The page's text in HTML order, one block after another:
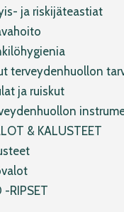
ja riskijäteastiat
terveydenhuollon
ja ruiskut
& KALUSTEET
-RIPSET